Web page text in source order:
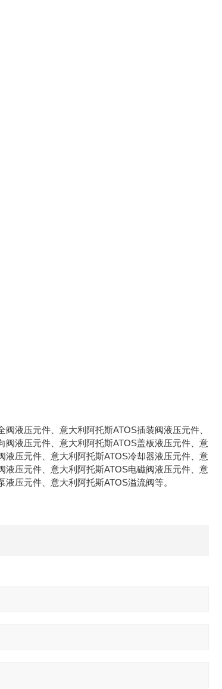
液压元件、意大利阿托斯ATOS插装阀液压元件、
液压元件、意大利阿托斯ATOS盖板液压元件、意
压元件、意大利阿托斯ATOS冷却器液压元件、意
压元件、意大利阿托斯ATOS电磁阀液压元件、意
压元件、意大利阿托斯ATOS溢流阀等。